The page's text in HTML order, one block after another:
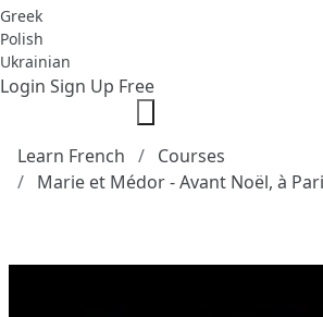
Greek
Polish
Ukrainian
Login Sign Up Free
Learn French
Courses
Marie et Médor - Avant Noël, à